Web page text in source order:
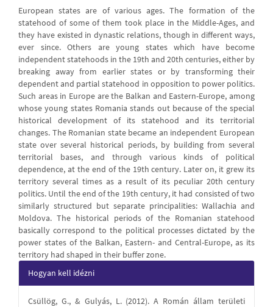
European states are of various ages. The formation of the
statehood of some of them took place in the Middle-Ages, and
they have existed in dynastic relations, though in different ways,
ever since. Others are young states which have become
independent statehoods in the 19th and 20th centuries, either by
breaking away from earlier states or by transforming their
dependent and partial statehood in opposition to power politics.
Such areas in Europe are the Balkan and Eastern-Europe, among
whose young states Romania stands out because of the special
historical development of its statehood and its territorial
changes. The Romanian state became an independent European
state over several historical periods, by building from several
territorial bases, and through various kinds of political
dependence, at the end of the 19th century. Later on, it grew its
territory several times as a result of its peculiar 20th century
politics. Until the end of the 19th century, it had consisted of two
similarly structured but separate principalities: Wallachia and
Moldova. The historical periods of the Romanian statehood
basically correspond to the political processes dictated by the
power states of the Balkan, Eastern- and Central-Europe, as its
territory had shaped in their buffer zone.
Article
Details
Hogyan kell idézni
Csüllög, G., & Gulyás, L. (2012). A Román állam területi